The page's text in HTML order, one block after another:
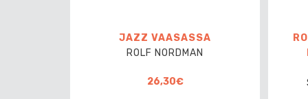
JAZZ VAASASSA
ROLF NORDMAN
26,30€